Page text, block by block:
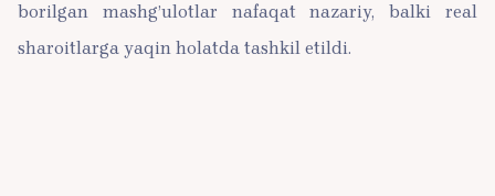
borilgan mashg’ulotlar nafaqat nazariy, balki real
sharoitlarga yaqin holatda tashkil etildi.